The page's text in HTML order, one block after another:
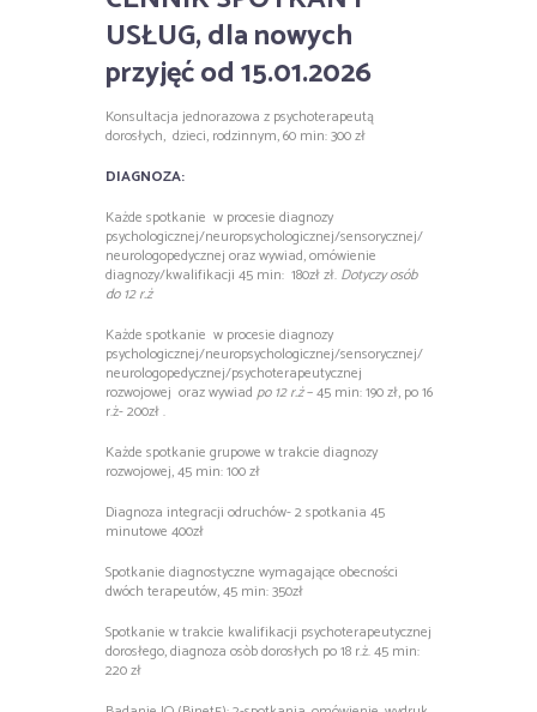
USŁUG, dla nowych
przyjęć od 15.01.2026
Konsultacja jednorazowa z psychoterapeutą
dorosłych, dzieci, rodzinnym, 60 min: 300 zł
DIAGNOZA:
Każde spotkanie w procesie diagnozy
psychologicznej/neuropsychologicznej/sensorycznej/
neurologopedycznej oraz wywiad, omówienie
diagnozy/kwalifikacji 45 min: 180zł zł. Dotyczy osób
do 12 r.ż
Każde spotkanie w procesie diagnozy
psychologicznej/neuropsychologicznej/sensorycznej/
neurologopedycznej/psychoterapeutycznej
rozwojowej oraz wywiad po 12 r.ż– 45 min: 190 zł, po 16
r.ż- 200zł .
Każde spotkanie grupowe w trakcie diagnozy
rozwojowej, 45 min: 100 zł
Diagnoza integracji odruchów- 2 spotkania 45
minutowe 400zł
Spotkanie diagnostyczne wymagające obecności
dwóch terapeutów, 45 min: 350zł
Spotkanie w trakcie kwalifikacji psychoterapeutycznej
dorosłego, diagnoza osòb dorosłych po 18 r.ż. 45 min:
220 zł